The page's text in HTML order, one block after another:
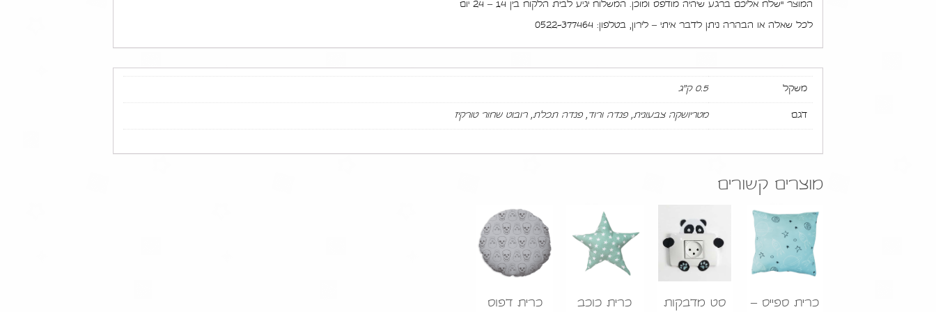
המוצר יישלח אליכם ברגע שיהיה מודפס ומוכן. המשלוח יגיע לבית הלקוח בין 14 – 24 יום
לכל שאלה או הבהרה ניתן לדבר איתי – לירון, בטלפון: 0522-377464
משקל 0.5 ק"ג
דגם מטריושקה צבעונית, פנדה ורוד, פנדה תכלת, רובוט שחור טורקיז
מוצרים קשורים
כרית ספייס – סט מדבקות כרית כוכב כרית דפוס